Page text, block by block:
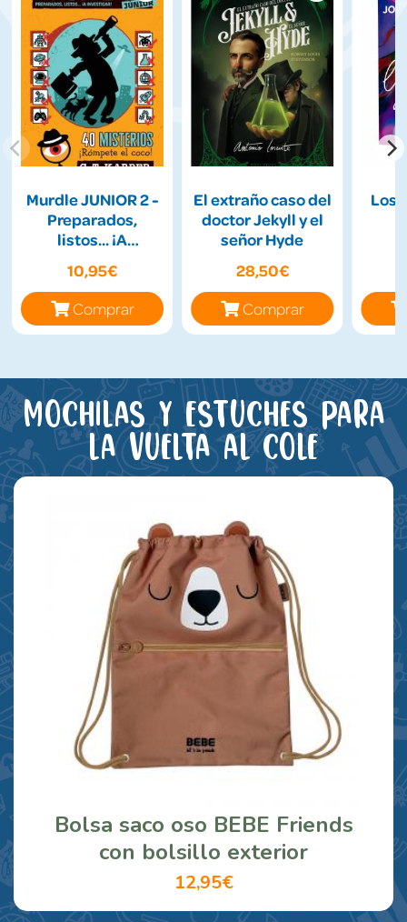
Murdle JUNIOR 2 -
Preparados,
listos... ¡A
10,95€
Comprar
El extraño caso del
doctor Jekyll y el
señor Hyde
28,50€
Comprar
Los
Mochilas y estuches para
la vuelta al cole
Bolsa saco oso BEBE Friends
con bolsillo exterior
12,95€